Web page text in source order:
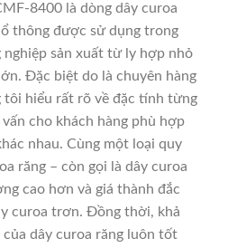
8400 là dòng dây curoa
thông được sử dụng trong
nghiệp sản xuất từ ly hợp nhỏ
Đặc biệt do là chuyên hàng
tôi hiểu rất rõ về đặc tính từng
cho khách hàng phù hợp
nhau. Cùng một loại quy
răng – còn gọi là dây curoa
cao hơn và giá thành đắc
curoa trơn. Đồng thời, khả
dây curoa răng luôn tốt